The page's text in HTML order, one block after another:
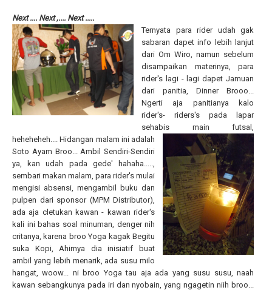
Next .... Next ,.... Next .....
Ternyata para rider udah gak
sabaran dapet info lebih lanjut
dari Om Wiro, namun sebelum
disampaikan materinya, para
rider's lagi - lagi dapet Jamuan
dari panitia, Dinner Brooo...
Ngerti aja panitianya kalo
rider's- riders's pada lapar
sehabis main futsal,
heheheheh....Hidangan malam ini adalah
Soto Ayam Broo... Ambil Sendiri-Sendiri
ya, kan udah pada gede' hahaha.....,
sembari makan malam, para rider's mulai
mengisi absensi, mengambil buku dan
pulpen dari sponsor (MPM Distributor),
ada aja cletukan kawan - kawan rider's
kali ini bahas soal minuman, denger nih
critanya, karena broo Yoga kagak Begitu
suka Kopi, Ahirnya dia inisiatif buat
ambil yang lebih menarik, ada susu milo
hangat, woow... ni broo Yoga tau aja ada yang susu susu, naah
kawan sebangkunya pada iri dan nyobain, yang ngagetin niih broo...